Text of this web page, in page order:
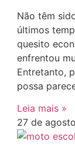
Não têm
últimos
quesito
enfrentou
Entretanto,
possa
Leia mais »
27 de